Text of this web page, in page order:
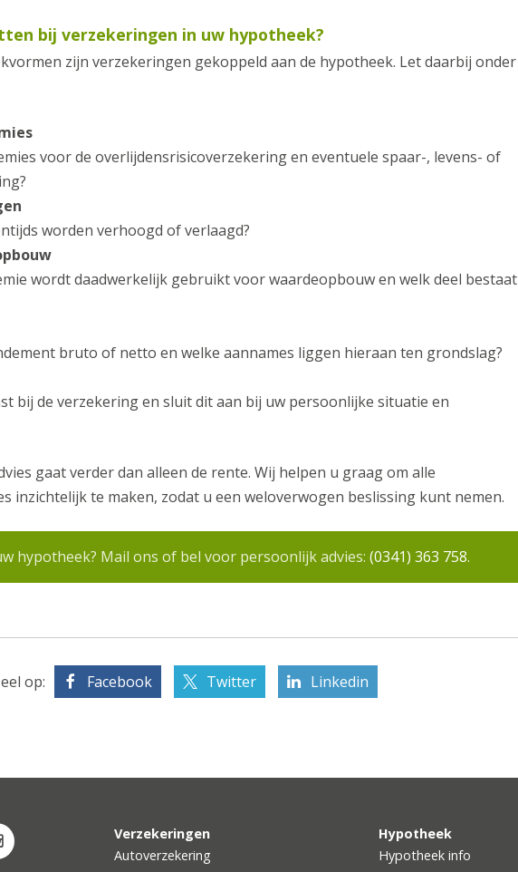
bij verzekeringen in uw hypotheek?
zijn verzekeringen gekoppeld aan de hypotheek. Let daarbij onder
voor de overlijdensrisicoverzekering en eventuele spaar-, levens- of
worden verhoogd of verlaagd?
wordt daadwerkelijk gebruikt voor waardeopbouw en welk deel bestaat
bruto of netto en welke aannames liggen hieraan ten grondslag?
bij de verzekering en sluit dit aan bij uw persoonlijke situatie en
gaat verder dan alleen de rente. Wij helpen u graag om alle
inzichtelijk te maken, zodat u een weloverwogen beslissing kunt nemen.
hypotheek? Mail ons of bel voor persoonlijk advies:(0341) 363 758.
op: Facebook Twitter Linkedin
Verzekeringen
Autoverzekering
Hypotheek
Hypotheek info